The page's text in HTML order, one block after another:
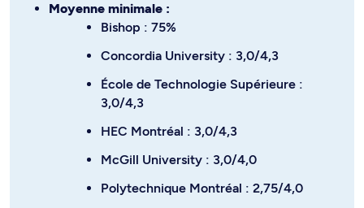
Moyenne minimale :
Bishop : 75%
Concordia University : 3,0/4,3
École de Technologie Supérieure :
3,0/4,3
HEC Montréal : 3,0/4,3
McGill University : 3,0/4,0
Polytechnique Montréal : 2,75/4,0